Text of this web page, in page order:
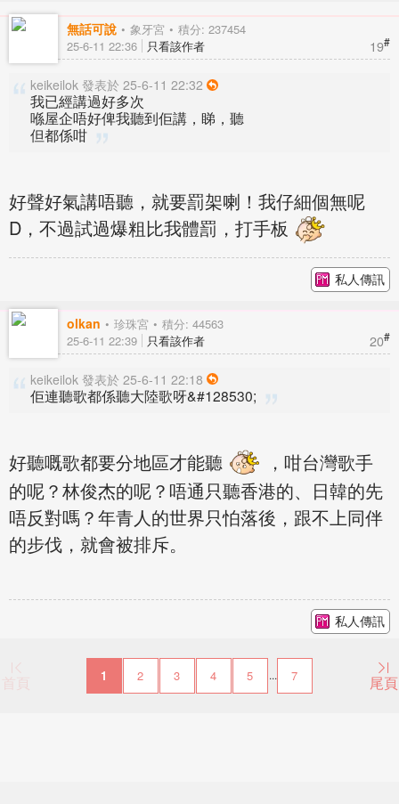
無話可說 象牙宮 積分: 237454
19#
25-6-11 22:36 只看該作者
keikeilok 發表於 25-6-11 22:32
我已經講過好多次
喺屋企唔好俾我聽到佢講，睇，聽
但都係咁
好聲好氣講唔聽，就要罰架喇！我仔細個無呢
D，不過試過爆粗比我體罰，打手板
私人傳訊
olkan 珍珠宮 積分: 44563
20#
25-6-11 22:39 只看該作者
keikeilok 發表於 25-6-11 22:18
佢連聽歌都係聽大陸歌呀&#128530;
好聽嘅歌都要分地區才能聽
，咁台灣歌手
的呢？林俊杰的呢？唔通只聽香港的、日韓的先
唔反對嗎？年青人的世界只怕落後，跟不上同伴
的步伐，就會被排斥。
私人傳訊
首頁 1 2 3 4 5 ... 7 尾頁